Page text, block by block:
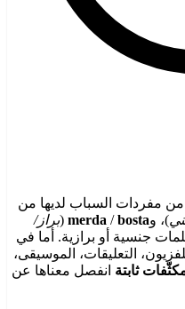
من مفردات السباب لديها من
)، و merda /bosta
(براز/
جنسية أو برازية. أما في
التعليقات، الموسيقى،
ثابتة انفصل معناها عن